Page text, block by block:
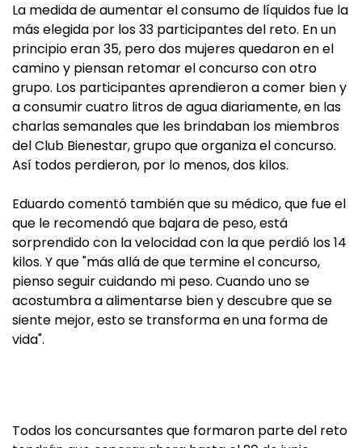
La medida de aumentar el consumo de líquidos fue la
más elegida por los 33 participantes del reto. En un
principio eran 35, pero dos mujeres quedaron en el
camino y piensan retomar el concurso con otro
grupo. Los participantes aprendieron a comer bien y
a consumir cuatro litros de agua diariamente, en las
charlas semanales que les brindaban los miembros
del Club Bienestar, grupo que organiza el concurso.
Así todos perdieron, por lo menos, dos kilos.
Eduardo comentó también que su médico, que fue el
que le recomendó que bajara de peso, está
sorprendido con la velocidad con la que perdió los 14
kilos. Y que "más allá de que termine el concurso,
pienso seguir cuidando mi peso. Cuando uno se
acostumbra a alimentarse bien y descubre que se
siente mejor, esto se transforma en una forma de
vida".
Todos los concursantes que formaron parte del reto